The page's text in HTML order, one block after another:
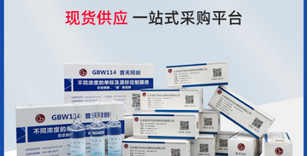
产品专项
微生物检测/质控品
定制标物
定制仪器